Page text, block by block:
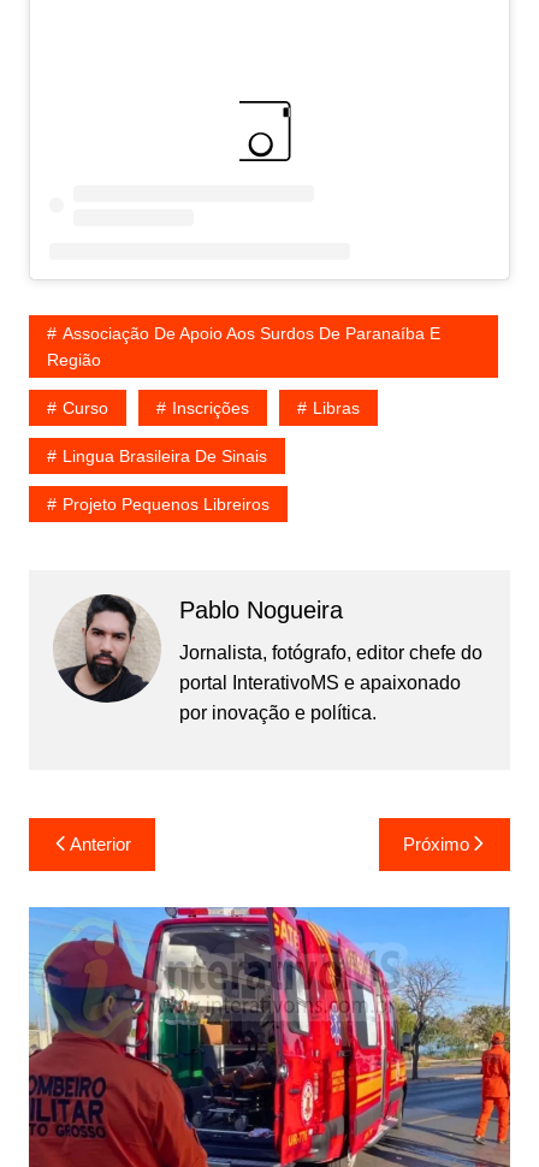
Associação De Apoio Aos Surdos De Paranaíba E
Região
Curso Inscrições Libras
Lingua Brasileira De Sinais
Projeto Pequenos Libreiros
Pablo Nogueira
Jornalista, fotógrafo, editor chefe do
portal InterativoMS e apaixonado
por inovação e política.
Navegação
de
Post
Anterior Próximo